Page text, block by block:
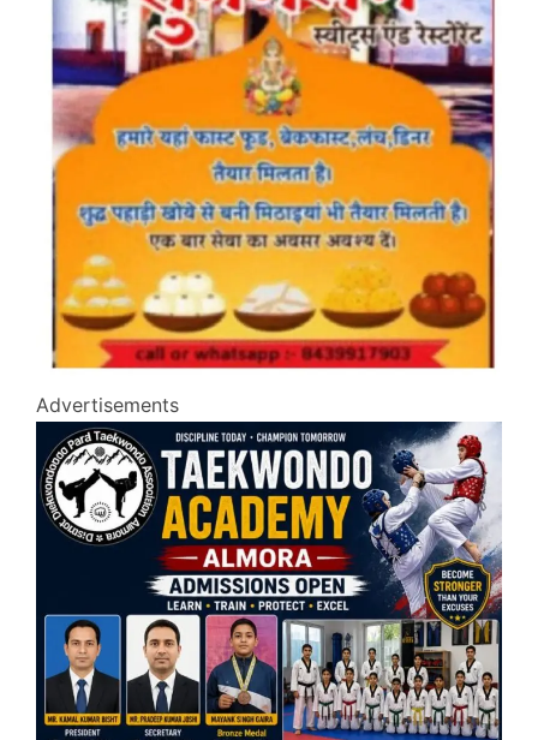
Advertisements